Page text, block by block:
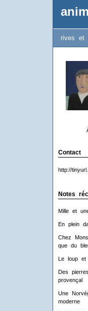
rives et
Contact
http://
Notes
Mille et
En plein
Chez
que du
Le loup et
Des
provençal
Une
moderne